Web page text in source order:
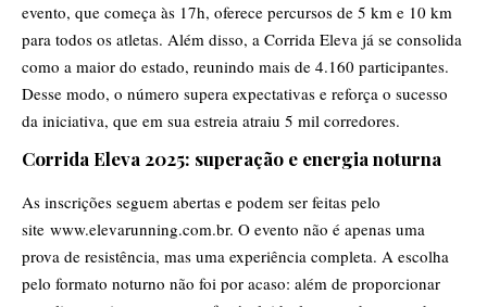
evento, que começa às 17h, oferece percursos de 5 km e 10 km
para todos os atletas. Além disso, a Corrida Eleva já se consolida
como a maior do estado, reunindo mais de 4.160 participantes.
Desse modo, o número supera expectativas e reforça o sucesso
da iniciativa, que em sua estreia atraiu 5 mil corredores.
Corrida Eleva 2025: superação e energia noturna
As inscrições seguem abertas e podem ser feitas pelo
site www.elevarunning.com.br. O evento não é apenas uma
prova de resistência, mas uma experiência completa. A escolha
pelo formato noturno não foi por acaso: além de proporcionar